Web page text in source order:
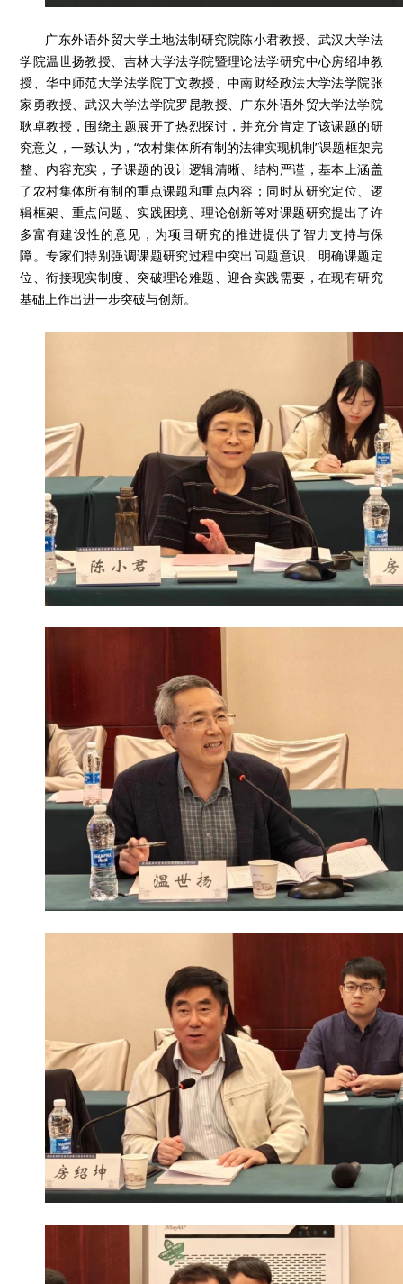
广东外语外贸大学土地法制研究院陈小君教授、武汉大学法
学院温世扬教授、吉林大学法学院暨理论法学研究中心房绍坤教
授、华中师范大学法学院丁文教授、中南财经政法大学法学院张
家勇教授、武汉大学法学院罗昆教授、广东外语外贸大学法学院
耿卓教授，围绕主题展开了热烈探讨，并充分肯定了该课题的研
究意义，一致认为，“农村集体所有制的法律实现机制”课题框架完
整、内容充实，子课题的设计逻辑清晰、结构严谨，基本上涵盖
了农村集体所有制的重点课题和重点内容；同时从研究定位、逻
辑框架、重点问题、实践困境、理论创新等对课题研究提出了许
多富有建设性的意见，为项目研究的推进提供了智力支持与保
障。专家们特别强调课题研究过程中突出问题意识、明确课题定
位、衔接现实制度、突破理论难题、迎合实践需要，在现有研究
基础上作出进一步突破与创新。